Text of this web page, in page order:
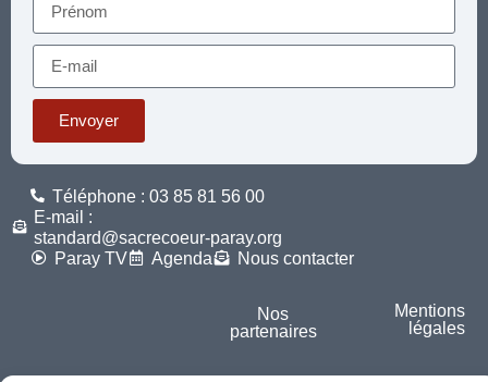
Envoyer
Téléphone : 03 85 81 56 00
E-mail :
standard@sacrecoeur-paray.org
Paray TV
Agenda Nous contacter
Nos
partenaires
Mentions
légales